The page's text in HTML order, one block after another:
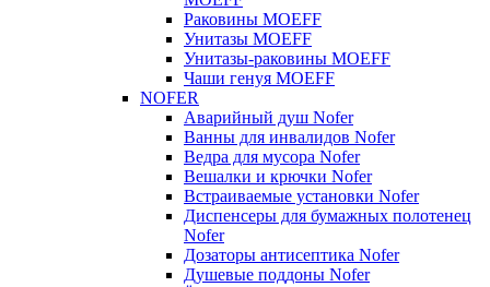
Раковины MOEFF
Унитазы MOEFF
Унитазы-раковины MOEFF
Чаши генуя MOEFF
NOFER
Аварийный душ Nofer
Ванны для инвалидов Nofer
Ведра для мусора Nofer
Вешалки и крючки Nofer
Встраиваемые установки Nofer
Диспенсеры для бумажных полотенец
Nofer
Дозаторы антисептика Nofer
Душевые поддоны Nofer